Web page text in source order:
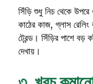
সিঁড়ি শুধু নিচ থেকে
কাঠের কাজ, গ্লাস
ট্রেন্ড। সিঁড়ির পাশে বড়
দেখায়।